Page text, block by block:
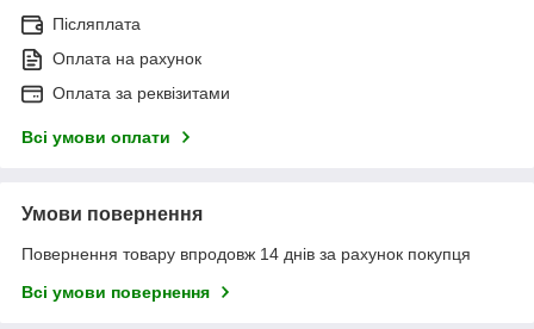
Післяплата
Оплата на рахунок
Оплата за реквізитами
Всі умови оплати
Умови повернення
Повернення товару впродовж 14 днів за рахунок покупця
Всі умови повернення